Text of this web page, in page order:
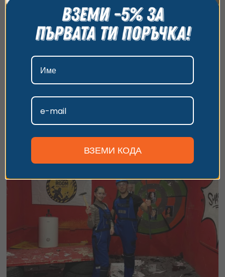
Падълбординг (SUP) край София, Пловдив и
Избери от 7 невероятни локации в България за каране на
40€ 78.23 лв.
всички бисквитки, да откажете всички или да
изберете предпочитания. За повече информация
относно начина, по който обработваме вашите
данни, моля, посетете нашата страница за
поверителност.
Приемам
ВЗЕМИ КОДА